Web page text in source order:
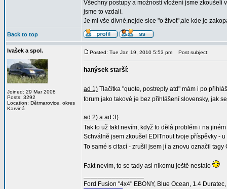
Všechny postupy a možnosti vložení jsme
jsme to vzdali.
Je mi vše divné,nejde sice "o život",ale kde je
Back to top
Ivašek a spol.
Joined: 29 Mar 2008
Posts: 3292
Location: Dětmarovice, okres
Karviná
Posted: Tue Jan 19, 2010 5:53 pm Post subject:
hanýsek starší:
ad 1) Tlačítka "quote, postreply atd" mám i po
forum jako takové je bez přihlášení slovensky, jak
ad 2) a ad 3)
Tak to už fakt nevím, když to dělá problém i na
Schválně jsem zkoušel EDITnout tvoje příspěvky -
To samé s citací - zrušil jsem jí a znovu označil
Fakt nevím, to se tady asi nikomu ještě nestalo
Ford Fusion "4x4" EBONY, Blue Ocean, 1.4